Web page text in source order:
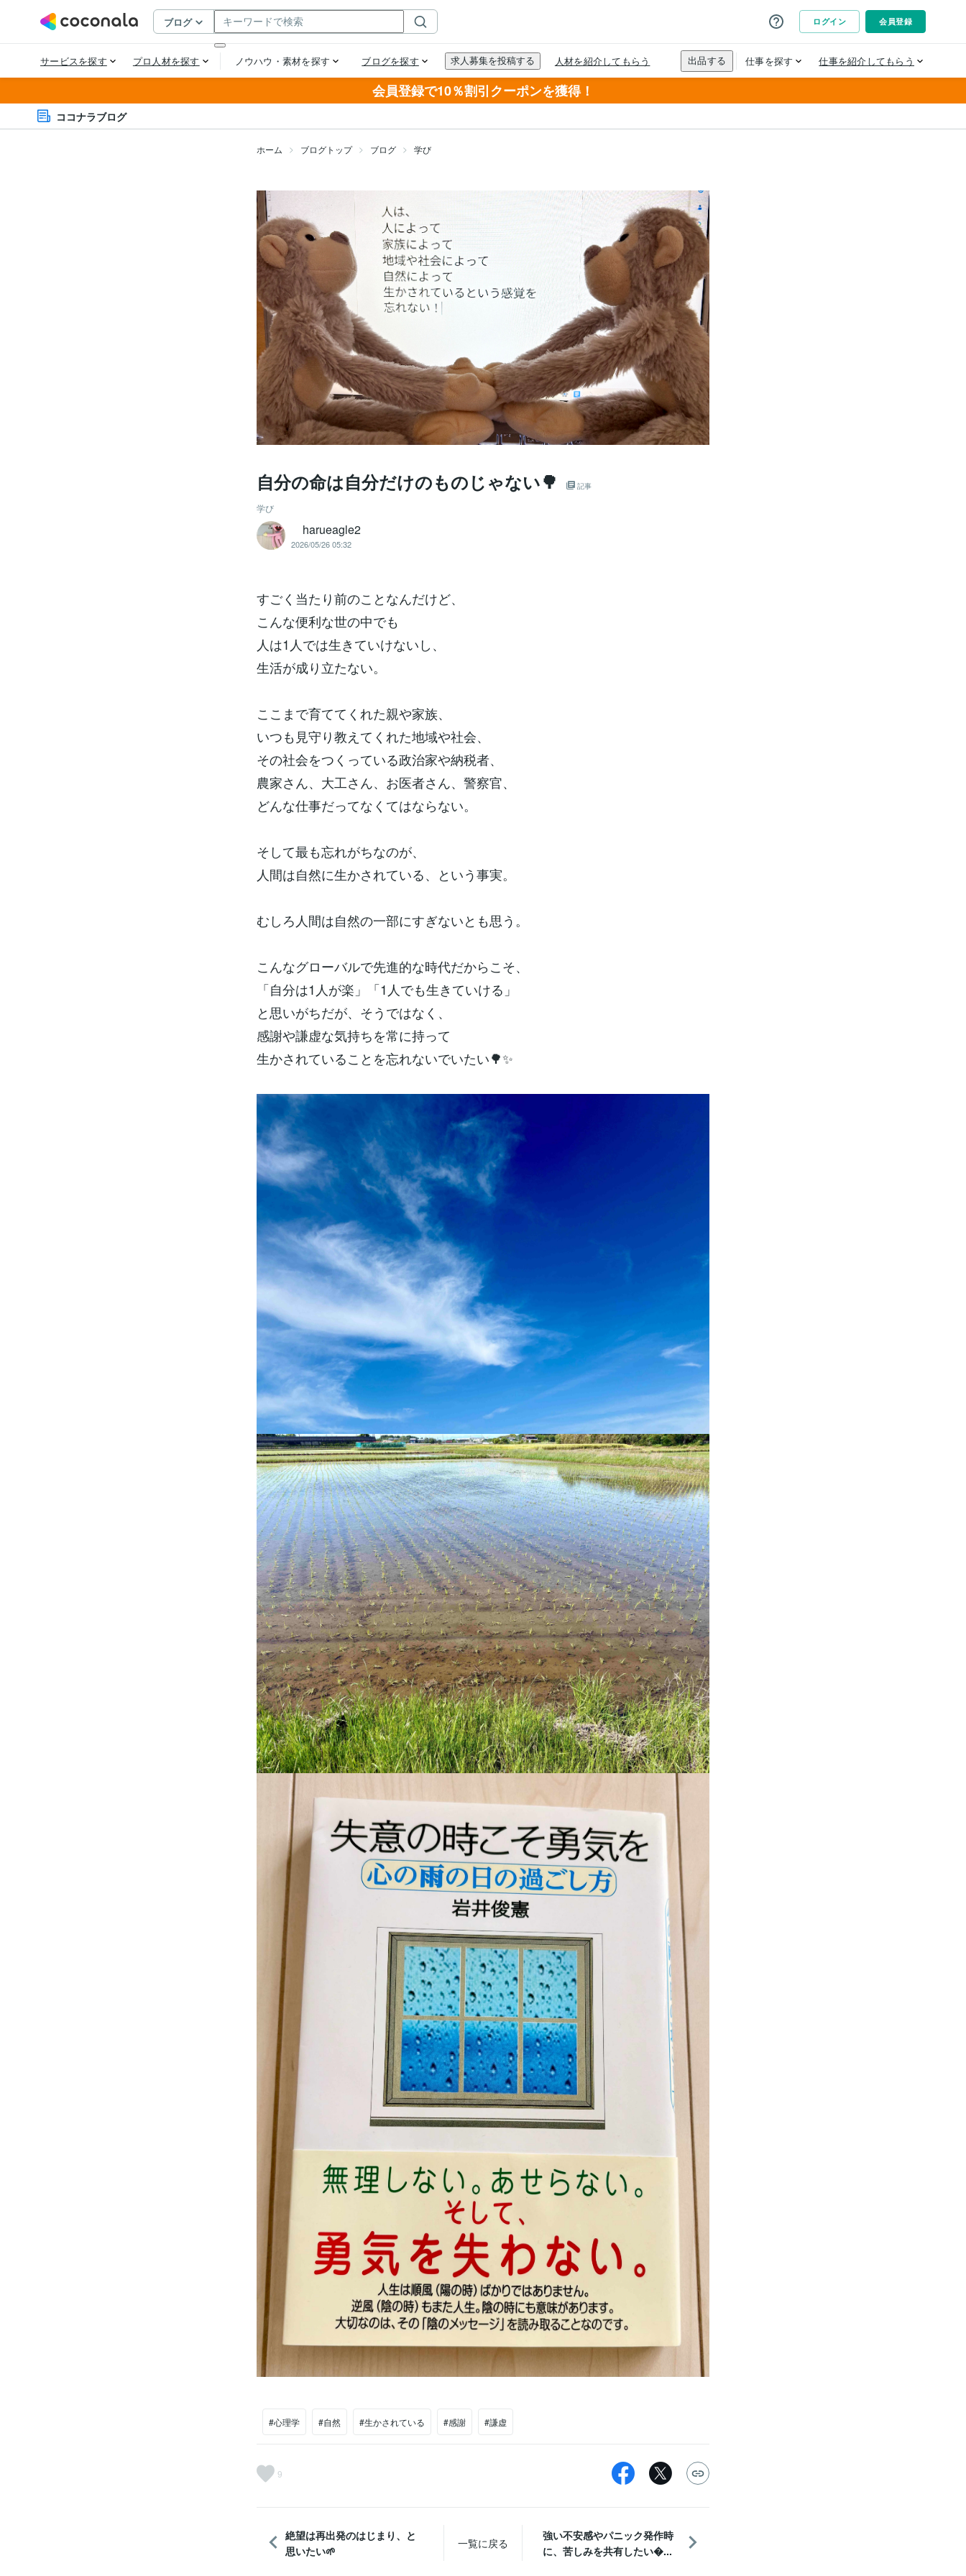
会員登録で10％割引クーポンを獲得！
ココナラブログ
ホーム ブログトップ ブログ 学び
自分の命は自分だけのものじゃない🌳 記事
学び
harueagle2
2026/05/26 05:32
すごく当たり前のことなんだけど、
こんな便利な世の中でも
人は1人では生きていけないし、
生活が成り立たない。
ここまで育ててくれた親や家族、
いつも見守り教えてくれた地域や社会、
その社会をつくっている政治家や納税者、
農家さん、大工さん、お医者さん、警察官、
どんな仕事だってなくてはならない。
そして最も忘れがちなのが、
人間は自然に生かされている、という事実。
むしろ人間は自然の一部にすぎないとも思う。
こんなグローバルで先進的な時代だからこそ、
「自分は1人が楽」「1人でも生きていける」
と思いがちだが、そうではなく、
感謝や謙虚な気持ちを常に持って
生かされていることを忘れないでいたい🌳✨
#心理学 #自然 #生かされている #感謝 #謙虚
9
絶望は再出発のはじまり、と
思いたい🌱
一覧に戻る
強い不安感やパニック発作時
に、苦しみを共有したい...